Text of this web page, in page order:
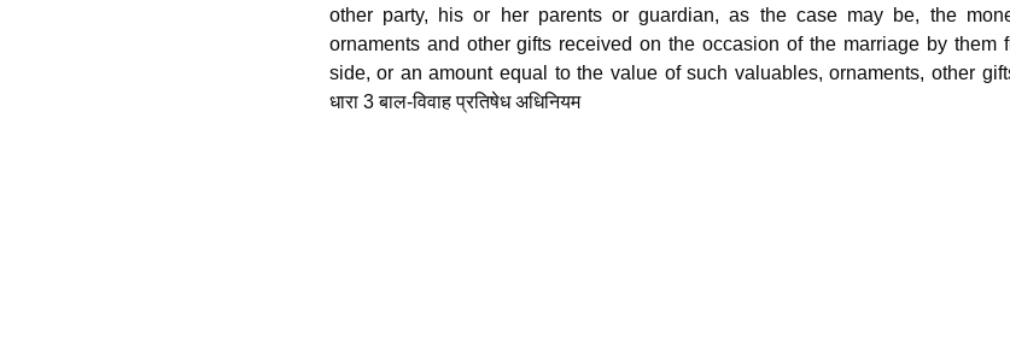
other party, his or her parents or guardian, as the case may be, the
ornaments and other gifts received on the occasion of the marriage by them
side, or an amount equal to the value of such valuables, ornaments, other
धारा 3 बाल-विवाह प्रतिषेध अधिनियम